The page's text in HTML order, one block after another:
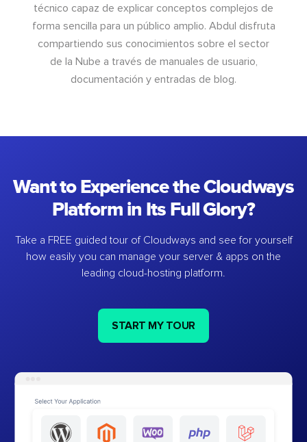
técnico capaz de explicar conceptos complejos de
forma sencilla para un público amplio. Abdul disfruta
compartiendo sus conocimientos sobre el sector
de la Nube a través de manuales de usuario,
documentación y entradas de blog.
Want to Experience the Cloudways
Platform in Its Full Glory?
Take a FREE guided tour of Cloudways and see for yourself
how easily you can manage your server & apps on the
leading cloud-hosting platform.
START MY TOUR